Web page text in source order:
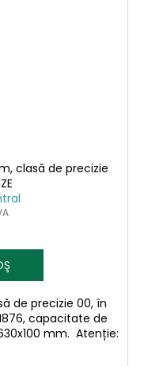
clasă de precizie
de precizie 00, în
capacitate de
mm. Atenție: